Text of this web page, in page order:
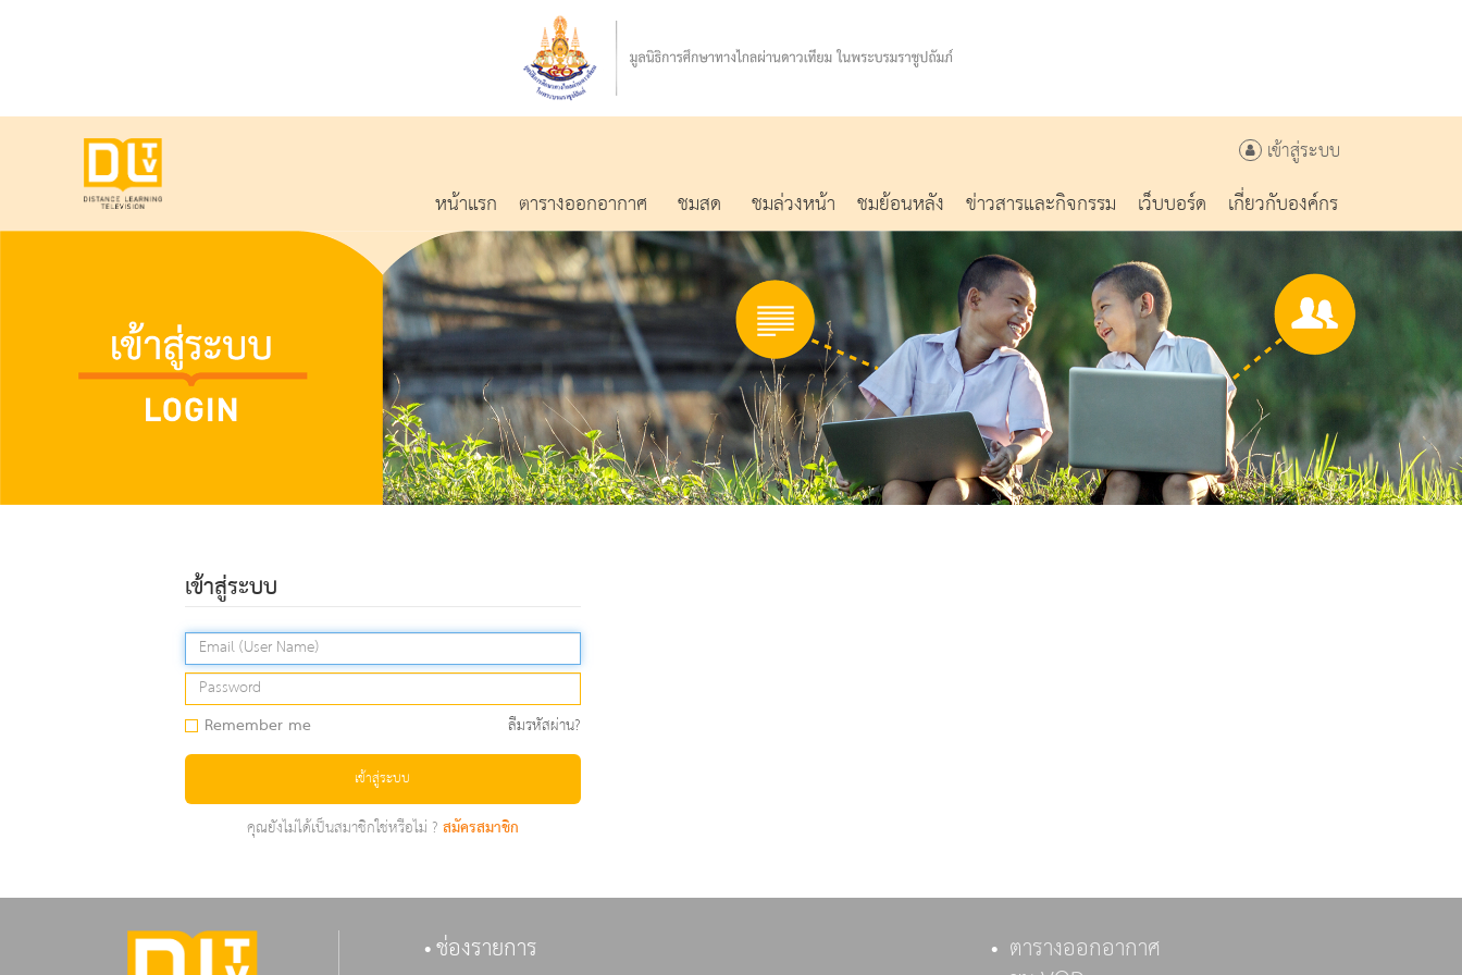
เข้าสู่ระบบ
หน้าแรก ตารางออกอากาศ ชมสด ชมล่วงหน้า ชมย้อนหลัง ข่าวสารและกิจกรรม เว็บบอร์ด เกี่ยวกับองค์กร
เข้าสู่ระบบ
Remember me ลืมรหัสผ่าน?
เข้าสู่ระบบ
คุณยังไม่ได้เป็นสมาชิกใช่หรือไม่ ?สมัครสมาชิก
ช่องรายการ ตารางออกอากาศ